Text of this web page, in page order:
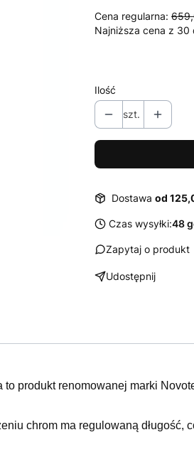
Cena regularna:
Najniższa cena z
Ilość
szt.
Dostawa od
Czas wysyłki:48
Zapytaj o produkt
Udostępnij
produkt renomowanej marki
chrom ma regulowaną